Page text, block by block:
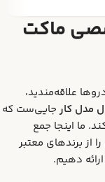
ماکت
علاقه‌مندید،
مدل کار جایی‌ست که
ما اینجا جمع
از برندهای معتبر
دهیم.